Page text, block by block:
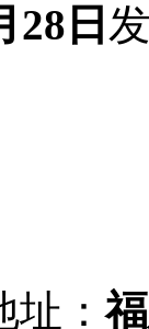
28日
址：